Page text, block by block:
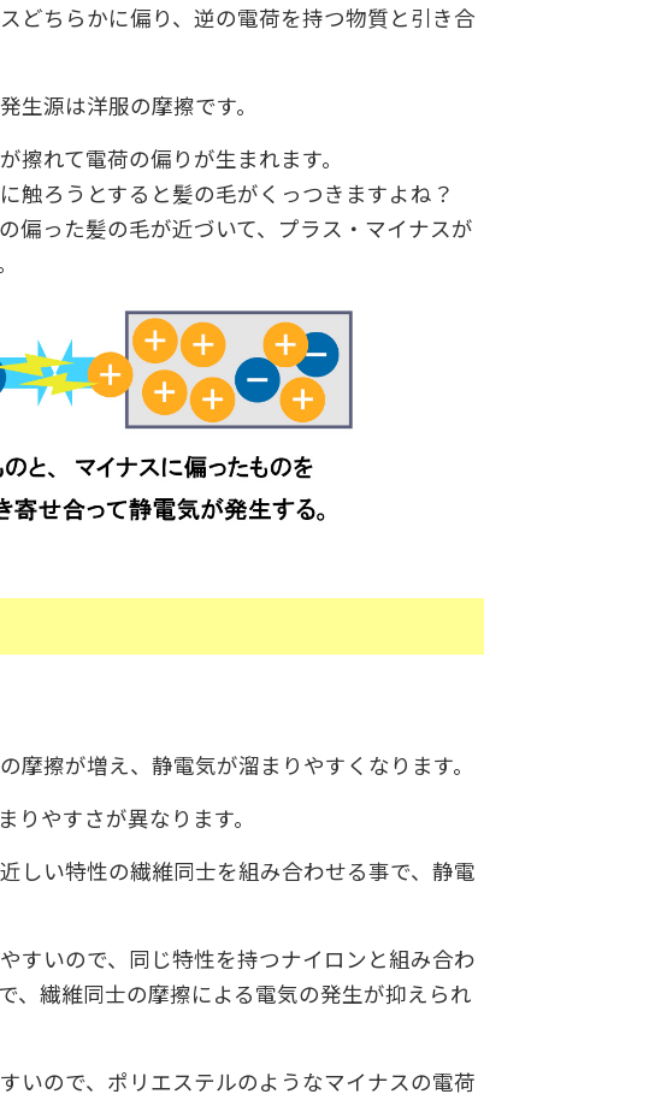
どちらかに偏り、逆の電荷を持つ物質と引き合
生源は洋服の摩擦です。
れて電荷の偏りが生まれます。
触ろうとすると髪の毛がくっつきますよね？
偏った髪の毛が近づいて、プラス・マイナスが
擦が増え、静電気が溜まりやすくなります。
やすさが異なります。
しい特性の繊維同士を組み合わせる事で、静電
すいので、同じ特性を持つナイロンと組み合わ
、繊維同士の摩擦による電気の発生が抑えられ
いので、ポリエステルのようなマイナスの電荷